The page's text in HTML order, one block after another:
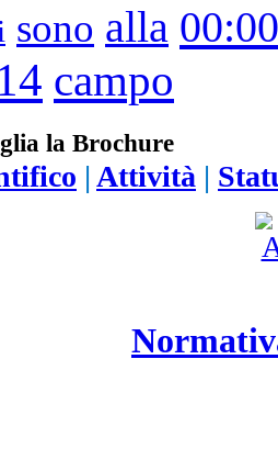
sono alla 00:00
campo
la Brochure
| Attività |